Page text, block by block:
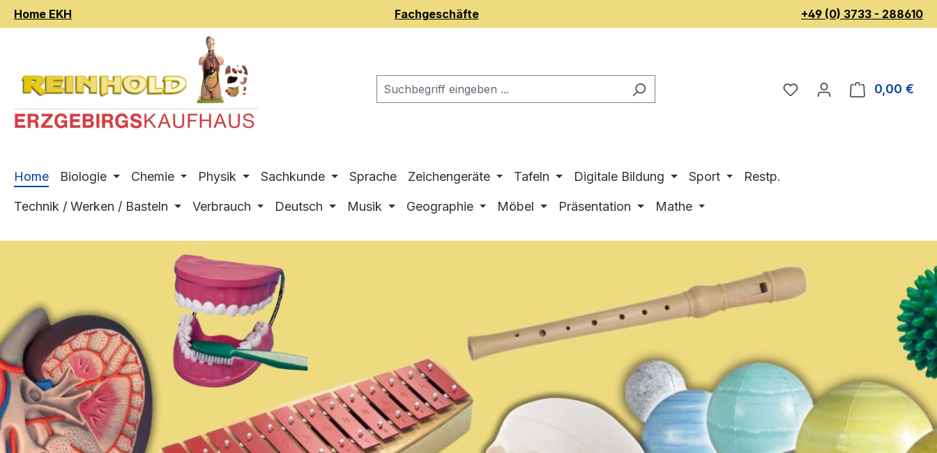
Hauptinhalt springen
Zur Suche springen
Zur Hauptnavigation springen
Home EKH Fachgeschäfte +49 (0) 3733 - 288610
Du hast 0 Produkte
0,00 €
Home Biologie Chemie Physik Sachkunde Sprache Zeichengeräte Tafeln Digitale Bildung Sport Restp.
Technik / Werken / Basteln Verbrauch Deutsch Musik Geographie Möbel Präsentation Mathe